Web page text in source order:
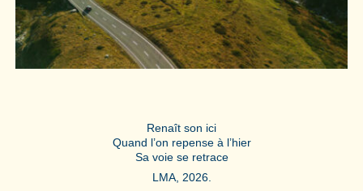
Renaît son ici
Quand l’on repense à l’hier
Sa voie se retrace
LMA, 2026.